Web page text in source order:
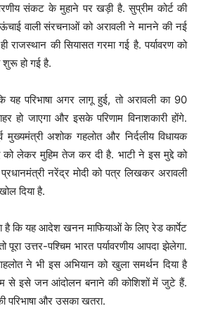
संकट के मुहाने पर खड़ी है. सुप्रीम कोर्ट की
वाली संरचनाओं को अरावली ने मानने की नई
राजस्थान की सियासत गरमा गई है. पर्यावरण को
शुरू हो गई है.
यह परिभाषा अगर लागू हुई, तो अरावली का 90
हो जाएगा और इसके परिणाम विनाशकारी होंगे.
मुख्यमंत्री अशोक गहलोत और निर्दलीय विधायक
को लेकर मुहिम तेज कर दी है. भाटी ने इस मुद्दे को
नरेंद्र मोदी को पत्र लिखकर अरावली
दिया है.
है कि यह आदेश खनन माफियाओं के लिए रेड कार्पेट
उत्तर-पश्चिम भारत पर्यावरणीय आपदा झेलेगा.
ने भी इस अभियान को खुला समर्थन दिया है
से इसे जन आंदोलन बनाने की कोशिशों में जुटे हैं.
परिभाषा और उसका खतरा.